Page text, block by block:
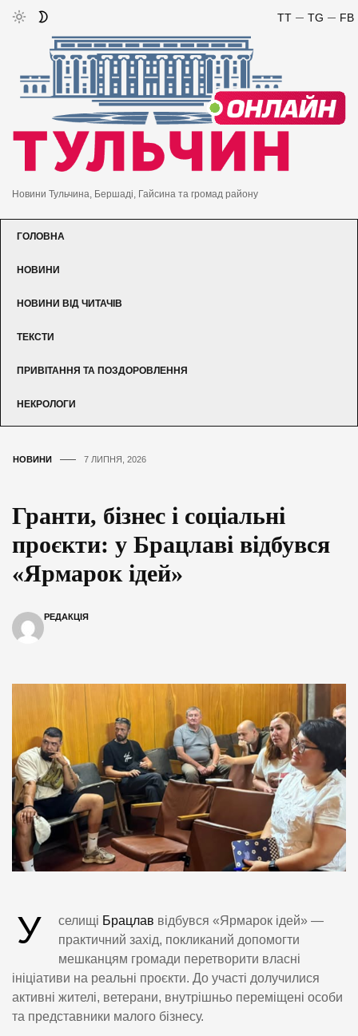
FB
TG
TT
Новини Тульчина, Бершаді, Гайсина та громад району
ГОЛОВНА
НОВИНИ
НОВИНИ ВІД ЧИТАЧІВ
ТЕКСТИ
ПРИВІТАННЯ ТА ПОЗДОРОВЛЕННЯ
НЕКРОЛОГИ
НОВИНИ 7 ЛИПНЯ, 2026
Гранти, бізнес і соціальні
проєкти: у Брацлаві відбувся
«Ярмарок ідей»
РЕДАКЦІЯ
У селищі Брацлав відбувся «Ярмарок ідей» —
практичний захід, покликаний допомогти
мешканцям громади перетворити власні
ініціативи на реальні проєкти. До участі долучилися
активні жителі, ветерани, внутрішньо переміщені особи
та представники малого бізнесу.